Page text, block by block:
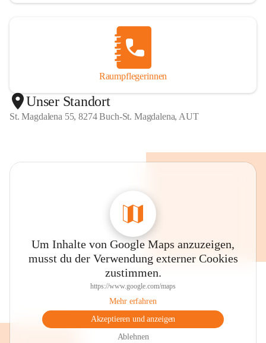
Raumpflegerinnen
Unser Standort
St. Magdalena 55, 8274 Buch-St. Magdalena, AUT
Um Inhalte von Google Maps anzuzeigen,
musst du der Verwendung externer Cookies
zustimmen.
https://www.google.com/maps
Mehr erfahren
Akzeptieren und anzeigen
Ablehnen